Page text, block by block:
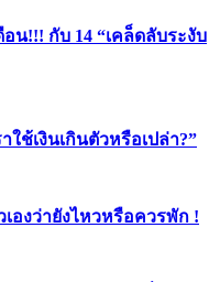
น!!! กับ 14 “เคล็ดลับระงับ
ช้เงินเกินตัวหรือเปล่า?”
เองว่ายังไหวหรือควรพัก !